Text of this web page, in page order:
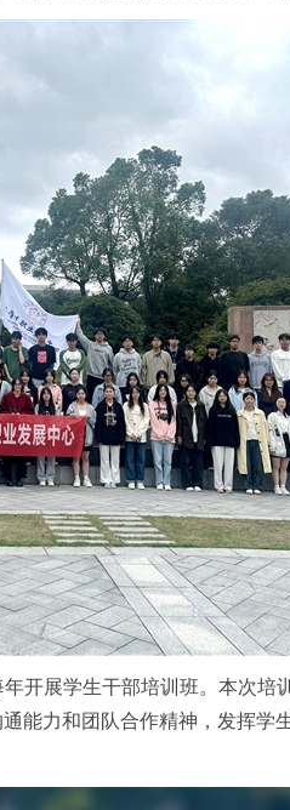
开展学生干部培训班。本次培
能力和团队合作精神，发挥学